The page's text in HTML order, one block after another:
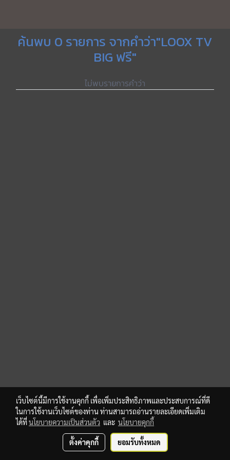
ค้นพบ 0 รายการ จากคำว่า"LOOX TV
BIG ฟรี"
ไม่พบรายการคำว่า
เว็บไซต์นี้มีการใช้งานคุกกี้ เพื่อเพิ่มประสิทธิภาพและประสบการณ์ที่ดี
ในการใช้งานเว็บไซต์ของท่าน ท่านสามารถอ่านรายละเอียดเพิ่มเติม
ได้ที่นโยบายความเป็นส่วนตัว และ นโยบายคุกกี้
ตั้งค่าคุกกี้ ยอมรับทั้งหมด